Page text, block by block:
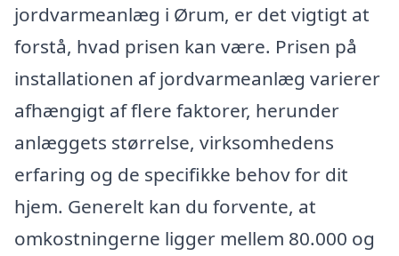
jordvarmeanlæg i Ørum, er det vigtigt at
forstå, hvad prisen kan være. Prisen på
installationen af jordvarmeanlæg varierer
afhængigt af flere faktorer, herunder
anlæggets størrelse, virksomhedens
erfaring og de specifikke behov for dit
hjem. Generelt kan du forvente, at
omkostningerne ligger mellem 80.000 og